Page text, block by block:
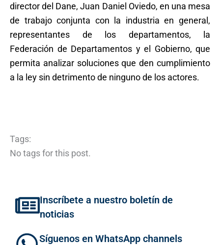
director del Dane, Juan Daniel Oviedo, en una mesa
de trabajo conjunta con la industria en general,
representantes de los departamentos, la
Federación de Departamentos y el Gobierno, que
permita analizar soluciones que den cumplimiento
a la ley sin detrimento de ninguno de los actores.
Tags:
No tags for this post.
Inscríbete a nuestro boletín de
noticias
Síguenos en WhatsApp channels